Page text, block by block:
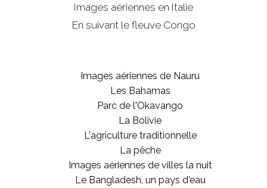
Images aériennes en Italie
En suivant le fleuve Congo
Images aériennes de Nauru
Les Bahamas
Parc de l'Okavango
La Bolivie
L'agriculture traditionnelle
La pêche
Images aériennes de villes la nuit
Le Bangladesh, un pays d'eau